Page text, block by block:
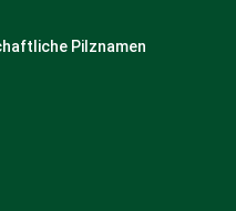
Pilznamen